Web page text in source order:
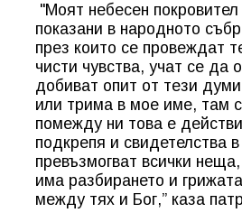
"Моят небесен
показани в народното
през които се провеждат
чисти чувства, учат се да
добиват опит от тези
или трима в мое име, там
помежду ни това е
подкрепя и свидетелства
превъзмогват всички
има разбирането и
между тях и Бог,” каза